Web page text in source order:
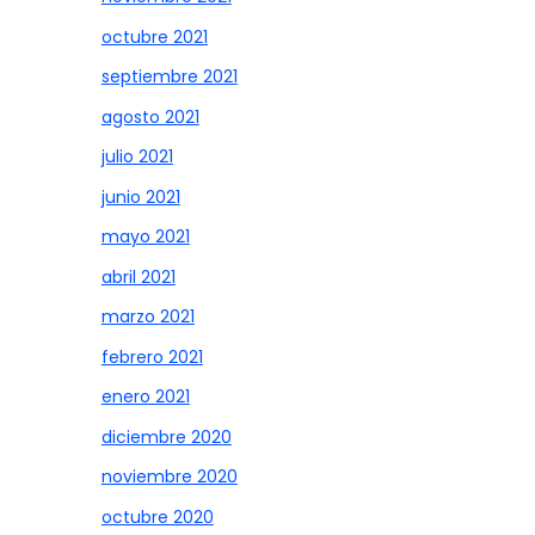
octubre 2021
septiembre 2021
agosto 2021
julio 2021
junio 2021
mayo 2021
abril 2021
marzo 2021
febrero 2021
enero 2021
diciembre 2020
noviembre 2020
octubre 2020